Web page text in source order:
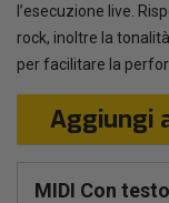
l’esecuzione live.
rock, inoltre la
per facilitare la
Aggiungi
MIDI Con testo